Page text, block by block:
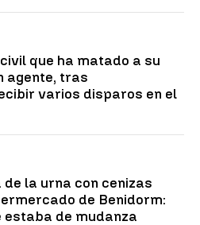
que ha matado a su
agente, tras
varios disparos en el
la urna con cenizas
de Benidorm:
estaba de mudanza